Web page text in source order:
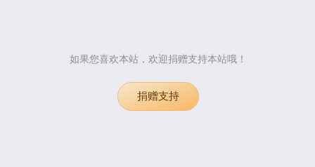
如果您喜欢本站，欢迎捐赠支持本站哦！
捐赠支持